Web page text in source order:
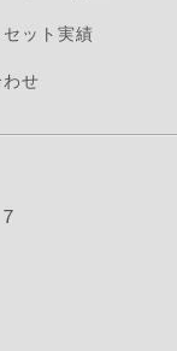
ット実績
せ